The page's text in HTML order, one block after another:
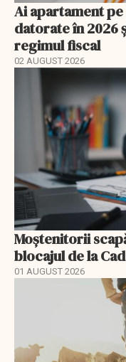
Ai apartament
datorate în 2026
regimul fiscal
02 AUGUST 2026
Moștenitorii
blocajul de la
01 AUGUST 2026